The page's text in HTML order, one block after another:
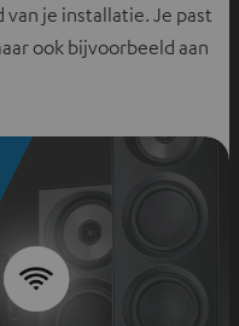
je installatie. Je past
ook bijvoorbeeld aan